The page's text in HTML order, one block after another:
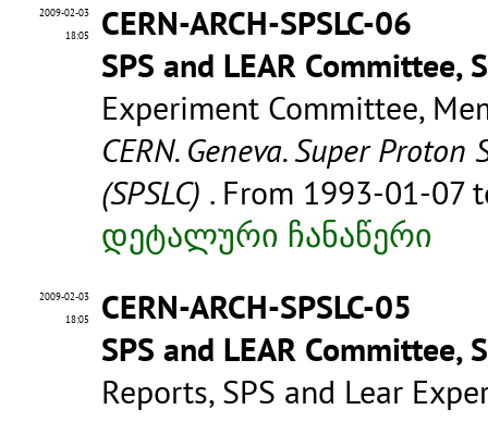
2009-02-03
18:05
CERN-ARCH-SPSLC-06
SPS and LEAR Committee,
Experiment Committee,
CERN. Geneva. Super
(SPSLC) . From 1993-01-07
დეტალური ჩანაწერი
2009-02-03
18:05
CERN-ARCH-SPSLC-05
SPS and LEAR Committee,
Reports, SPS and Lear